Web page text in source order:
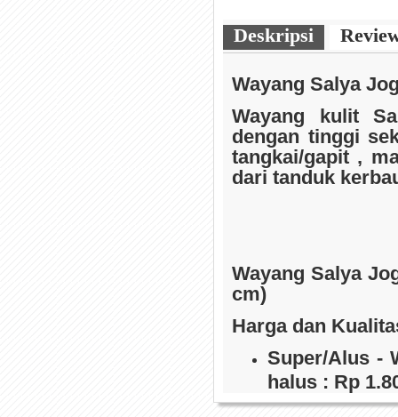
Deskripsi
Wayang Salya
Wayang kulit
dengan tinggi
tangkai/gapit ,
dari tanduk
Wayang Salya
cm)
Harga dan
Super/Alus -
halus : Rp
)